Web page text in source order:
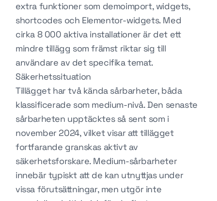
extra funktioner som demoimport, widgets,
shortcodes och Elementor-widgets. Med
cirka 8 000 aktiva installationer är det ett
mindre tillägg som främst riktar sig till
användare av det specifika temat.
Säkerhetssituation
Tillägget har två kända sårbarheter, båda
klassificerade som medium-nivå. Den senaste
sårbarheten upptäcktes så sent som i
november 2024, vilket visar att tillägget
fortfarande granskas aktivt av
säkerhetsforskare. Medium-sårbarheter
innebär typiskt att de kan utnyttjas under
vissa förutsättningar, men utgör inte